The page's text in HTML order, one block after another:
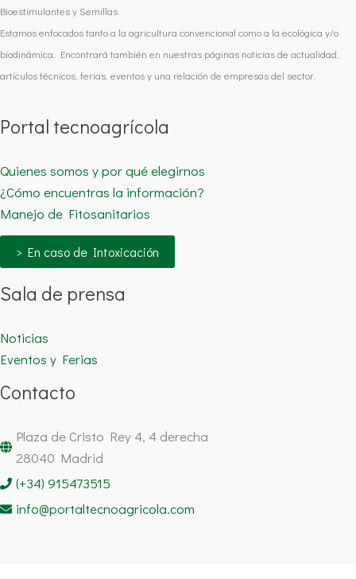
Bioestimulantes y Semillas.
Estamos enfocados tanto a la agricultura convencional como a la ecológica y/o
biodinámica. Encontrará también en nuestras páginas noticias de actualidad,
artículos técnicos, ferias, eventos y una relación de empresas del sector.
Portal tecnoagrícola
Quienes somos y por qué elegirnos
¿Cómo encuentras la información?
Manejo de Fitosanitarios
> En caso de Intoxicación
Sala de prensa
Noticias
Eventos y Ferias
Contacto
Plaza de Cristo Rey 4, 4 derecha
28040 Madrid
(+34) 915473515
info@portaltecnoagricola.com